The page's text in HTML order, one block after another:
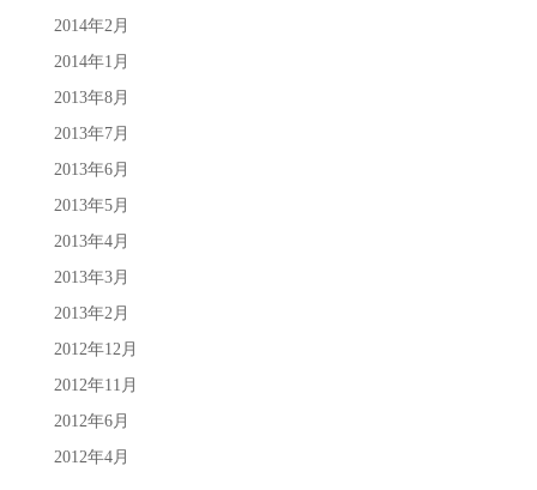
2014年2月
2014年1月
2013年8月
2013年7月
2013年6月
2013年5月
2013年4月
2013年3月
2013年2月
2012年12月
2012年11月
2012年6月
2012年4月